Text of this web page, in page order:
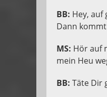
BB: Hey, auf
Dann
MS: Hör auf
mein Heu
BB: Täte Dir